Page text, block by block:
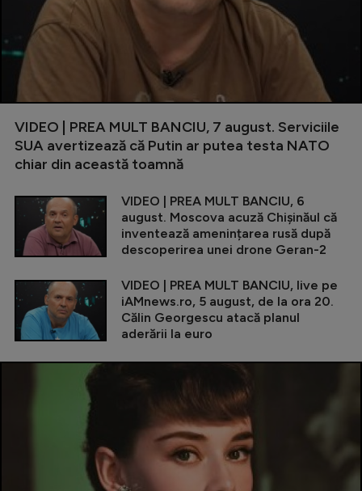
VIDEO | PREA MULT BANCIU, 7 august. Serviciile
SUA avertizează că Putin ar putea testa NATO
chiar din această toamnă
VIDEO | PREA MULT BANCIU, 6
august. Moscova acuză Chișinăul că
inventează amenințarea rusă după
descoperirea unei drone Geran-2
VIDEO | PREA MULT BANCIU, live pe
iAMnews.ro, 5 august, de la ora 20.
Călin Georgescu atacă planul
aderării la euro